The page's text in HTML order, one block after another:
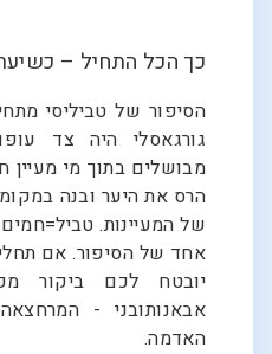
כך הכל התחיל –
הסיפור של טביליסי
גורגאסלי היה צד
מבושלים בתוך מי
הרס את היער ובנה
של המעיינות.
אחד של הסיפור. אם
יובטח לכם ביקור
אבאנותובני -
האדמה.